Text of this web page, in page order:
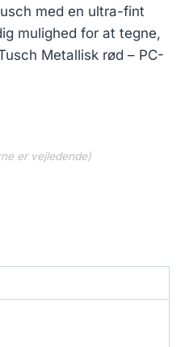
med en ultra-fint
mulighed for at tegne,
Metallisk rød – PC-
er vejledende)